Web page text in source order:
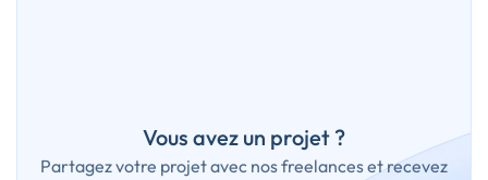
Vous avez un projet ?
Partagez votre projet avec nos freelances et recevez